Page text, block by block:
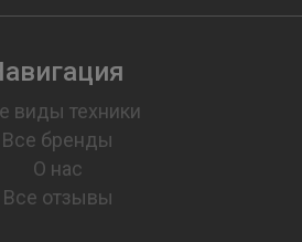
виды техники
Все бренды
О нас
Все отзывы